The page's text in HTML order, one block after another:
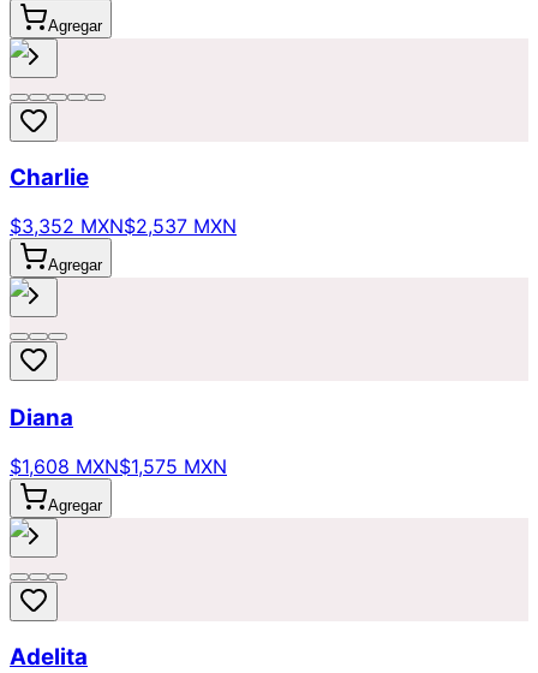
Agregar
Charlie
$3,352 MXN$2,537 MXN
Agregar
Diana
$1,608 MXN$1,575 MXN
Agregar
Adelita